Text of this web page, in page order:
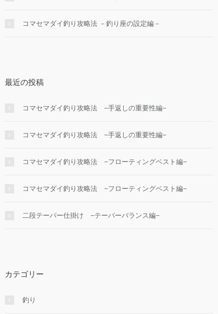
コマセマダイ釣り攻略法 －釣り座の設定編－
最近の投稿
コマセマダイ釣り攻略法 −手返しの重要性編−
コマセマダイ釣り攻略法 −手返しの重要性編−
コマセマダイ釣り攻略法 −フローティングベスト編−
コマセマダイ釣り攻略法 −フローティングベスト編−
二段テーパー仕掛け −テーパーバランス編−
カテゴリー
釣り